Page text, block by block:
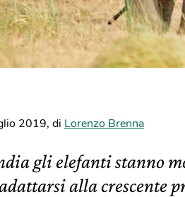
2019, di Lorenzo Brenna
gli elefanti stanno
alla crescente